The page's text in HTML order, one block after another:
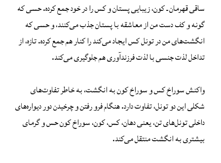
ساقی قهرمان ـ کون، زیبایی‌ پستان و کس را در خود جمع کرده. حسی که
گونه و کف دست من از معاشقه با پستان جذب می‌کنند، و حسی که
انگشت‌های من در تونل کس ایجاد می‌کند را کنار هم جمع کرده. تازه، از
تداخل لذت جنسی با لذت فرزندآوری هم جلوگیری می‌کند.
واکنش سوراخ کس و سوراخ کون به انگشت، به خاطر تفاوت‌های
شکلی این دو تونل، تفاوت دارد. هنگام فرو رفتن و چرخیدن دور دیواره‌‌‌های
داخلی تونل‌های تن، یعنی دهان، کس، کون، سوراخ کون حس و گرمای
بیشتری به انگشت منتقل می‌کند.